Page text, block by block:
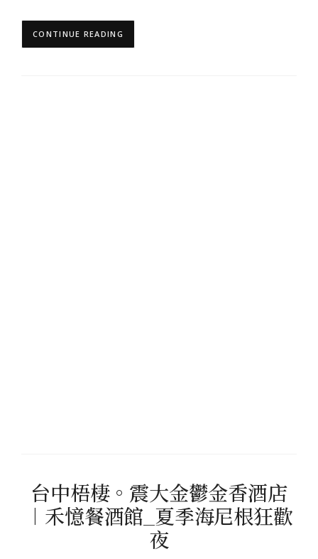
CONTINUE READING
台中梧棲。震大金鬱金香酒店
︱禾憶餐酒館_夏季海尼根狂歡
夜